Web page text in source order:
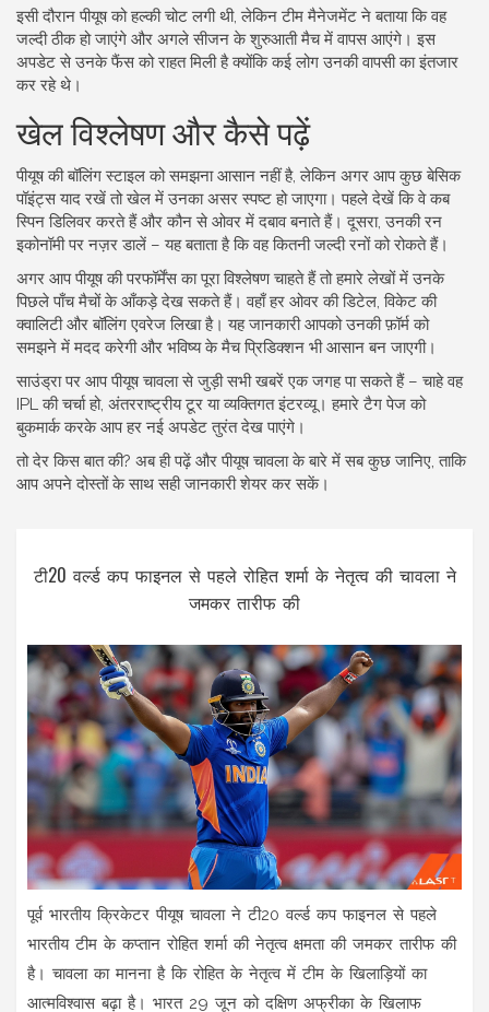
इसी दौरान पीयूष को हल्की चोट लगी थी, लेकिन टीम मैनेजमेंट ने बताया कि वह
जल्दी ठीक हो जाएंगे और अगले सीजन के शुरुआती मैच में वापस आएंगे। इस
अपडेट से उनके फैंस को राहत मिली है क्योंकि कई लोग उनकी वापसी का इंतजार
कर रहे थे।
खेल विश्लेषण और कैसे पढ़ें
पीयूष की बॉलिंग स्टाइल को समझना आसान नहीं है, लेकिन अगर आप कुछ बेसिक
पॉइंट्स याद रखें तो खेल में उनका असर स्पष्ट हो जाएगा। पहले देखें कि वे कब
स्पिन डिलिवर करते हैं और कौन से ओवर में दबाव बनाते हैं। दूसरा, उनकी रन
इकोनॉमी पर नज़र डालें – यह बताता है कि वह कितनी जल्दी रनों को रोकते हैं।
अगर आप पीयूष की परफॉर्मेंस का पूरा विश्लेषण चाहते हैं तो हमारे लेखों में उनके
पिछले पाँच मैचों के आँकड़े देख सकते हैं। वहाँ हर ओवर की डिटेल, विकेट की
क्वालिटी और बॉलिंग एवरेज लिखा है। यह जानकारी आपको उनकी फ़ॉर्म को
समझने में मदद करेगी और भविष्य के मैच प्रिडिक्शन भी आसान बन जाएगी।
साउंड्रा पर आप पीयूष चावला से जुड़ी सभी खबरें एक जगह पा सकते हैं – चाहे वह
IPL की चर्चा हो, अंतरराष्ट्रीय टूर या व्यक्तिगत इंटरव्यू। हमारे टैग पेज को
बुकमार्क करके आप हर नई अपडेट तुरंत देख पाएंगे।
तो देर किस बात की? अब ही पढ़ें और पीयूष चावला के बारे में सब कुछ जानिए, ताकि
आप अपने दोस्तों के साथ सही जानकारी शेयर कर सकें।
टी20 वर्ल्ड कप फाइनल से पहले रोहित शर्मा के नेतृत्व की चावला ने
जमकर तारीफ की
पूर्व भारतीय क्रिकेटर पीयूष चावला ने टी20 वर्ल्ड कप फाइनल से पहले
भारतीय टीम के कप्तान रोहित शर्मा की नेतृत्व क्षमता की जमकर तारीफ की
है। चावला का मानना है कि रोहित के नेतृत्व में टीम के खिलाड़ियों का
आत्मविश्वास बढ़ा है। भारत 29 जून को दक्षिण अफ्रीका के खिलाफ